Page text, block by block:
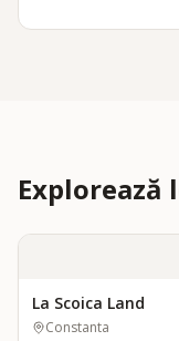
La Scoica Land
Constanta